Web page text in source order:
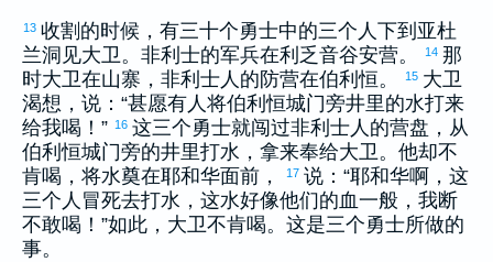
13 收割的时候，有三十个勇士中的三个人下到 亚杜
兰洞见大卫。 非利士的军兵在利乏音谷安营。 14 那
时大卫在山寨， 非利士人的防营在伯利恒。 15 大卫
渴想，说：“甚愿有人将伯利恒城门旁井里的水打来
给我喝！” 16 这三个勇士就闯过非利士人的营盘，从
伯利恒城门旁的井里打水，拿来奉给大卫。他却不
肯喝，将水奠在耶和华面前，
17 说：“耶和华啊，这
三个人冒死去打水，这水好像他们的血一般，我断
不敢喝！”如此， 大卫不肯喝。这是三个勇士所做的
事。